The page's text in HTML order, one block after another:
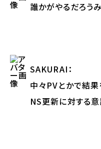
誰かがやるだろう
SAKURAI ：
中々PVとかで結果
NS更新に対する意